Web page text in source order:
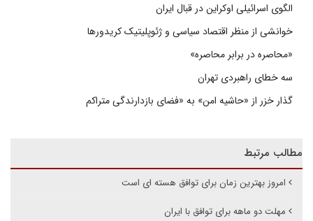
الگوی اسرائیلی اوکراین در قبال ایران
خوانشی از منظر اقتصاد سیاسی و ژئوپلیتیک کریدورها
«محاصره در برابر محاصره»
سه خطای راهبردی تهران
گذار خزر از «حاشیه امن» به «فضای بازدارندگی متراکم
مطالب مرتبط
امروز بهترین زمان برای توافق هسته ای است
مهلت دو ماهه برای توافق با ایران